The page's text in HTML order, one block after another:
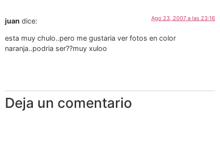
juan dice: Ago 23, 2007 a las 23:16
esta muy chulo..pero me gustaria ver fotos en color
naranja..podria ser??muy xuloo
Deja un comentario